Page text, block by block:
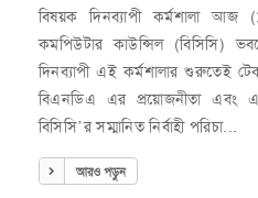
বিষয়ক দিনব্যাপী কর্মশালা আজ
কমপিউটার কাউন্সিল (বিসিসি)
দিনব্যাপী এই কর্মশালার শুরুতেই
বিএনডিএ এর প্রয়োজনীতা এবং
বিসিসি’র সম্মানিত নির্বাহী পরিচা...
আরও পড়ুন